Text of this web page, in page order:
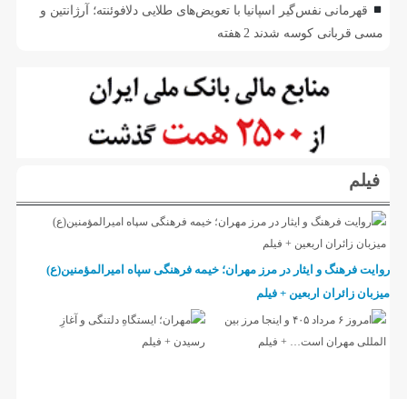
قهرمانی نفس‌گیر اسپانیا با تعویض‌های طلایی دلافوئنته؛ آرژانتین و
مسی قربانی کوسه شدند 2 هفته
فیلم
روایت فرهنگ و ایثار در مرز مهران؛ خیمه فرهنگی سپاه امیرالمؤمنین(ع)
میزبان زائران اربعین + فیلم